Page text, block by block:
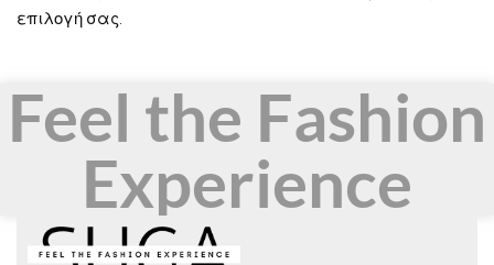
επιλογή σας.
Feel the Fashion
Experience